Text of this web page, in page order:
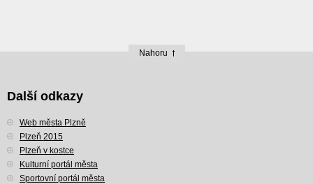
Nahoru
Další odkazy
Web města Plzně
Plzeň 2015
Plzeň v kostce
Kulturní portál města
Sportovní portál města